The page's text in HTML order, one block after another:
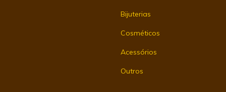
Bijuterias
Cosméticos
Acessórios
Outros